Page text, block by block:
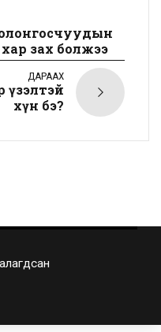
зах болжээ
ДАРААХ
үзэлтэй
хүн бэ?